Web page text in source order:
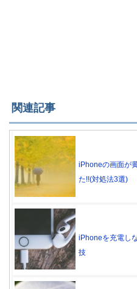
関連記事
iPhoneの画面が
た!!(対処法3選)
iPhoneを充電し
技